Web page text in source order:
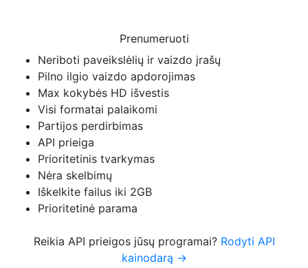
Prenumeruoti
Neriboti paveikslėlių ir vaizdo įrašų
Pilno ilgio vaizdo apdorojimas
Max kokybės HD išvestis
Visi formatai palaikomi
Partijos perdirbimas
API prieiga
Prioritetinis tvarkymas
Nėra skelbimų
Iškelkite failus iki 2GB
Prioritetinė parama
Reikia API prieigos jūsų programai? Rodyti API
kainodarą →